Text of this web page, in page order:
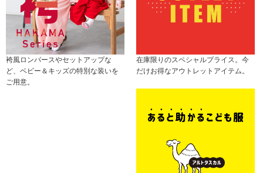
袴風ロンパースやセットアップな
ど、ベビー＆キッズの特別な装いを
ご用意。
在庫限りのスペシャルプライス。今
だけお得なアウトレットアイテム。